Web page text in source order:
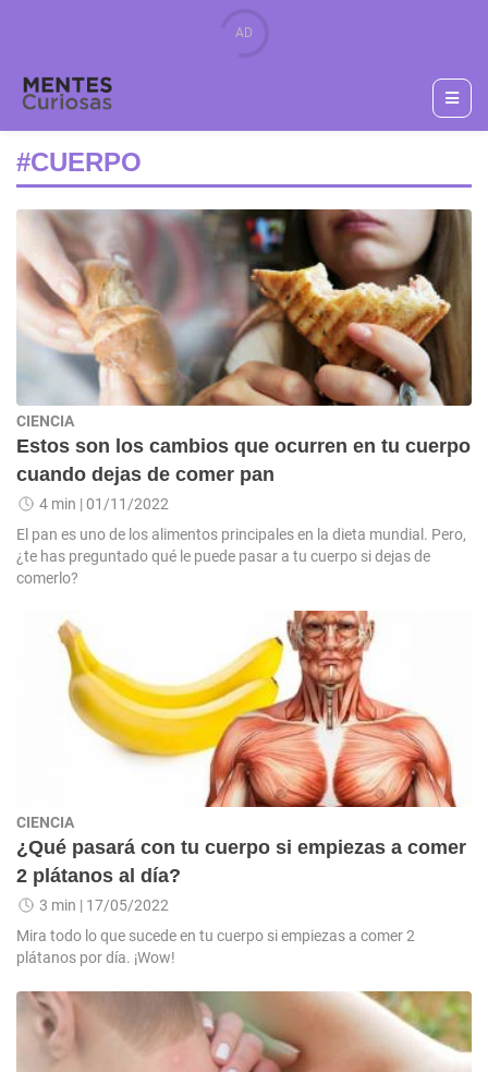
#CUERPO
CIENCIA
Estos son los cambios que ocurren en tu cuerpo
cuando dejas de comer pan
4 min | 01/11/2022
El pan es uno de los alimentos principales en la dieta mundial. Pero,
¿te has preguntado qué le puede pasar a tu cuerpo si dejas de
comerlo?
CIENCIA
¿Qué pasará con tu cuerpo si empiezas a comer
2 plátanos al día?
3 min | 17/05/2022
Mira todo lo que sucede en tu cuerpo si empiezas a comer 2
plátanos por día. ¡Wow!